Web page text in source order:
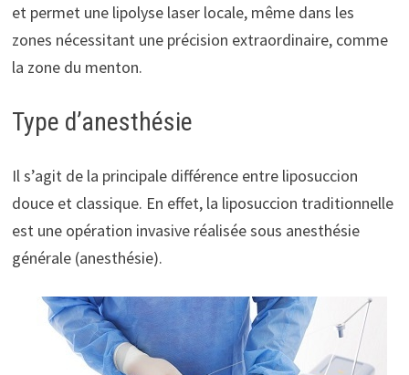
et permet une lipolyse laser locale, même dans les
zones nécessitant une précision extraordinaire, comme
la zone du menton.
Type d’anesthésie
Il s’agit de la principale différence entre liposuccion
douce et classique. En effet, la liposuccion traditionnelle
est une opération invasive réalisée sous anesthésie
générale (anesthésie).